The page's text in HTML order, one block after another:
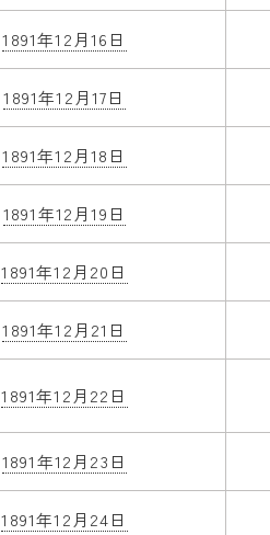
1891年12月16日
1891年12月17日
1891年12月18日
1891年12月19日
1891年12月20日
1891年12月21日
1891年12月22日
1891年12月23日
1891年12月24日